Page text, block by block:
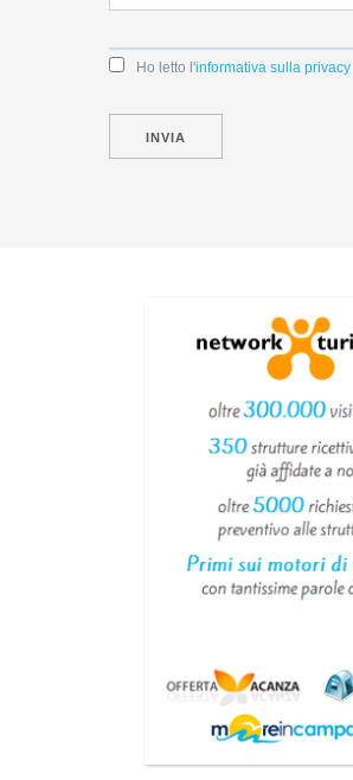
Ho letto l'informativa sulla privacy